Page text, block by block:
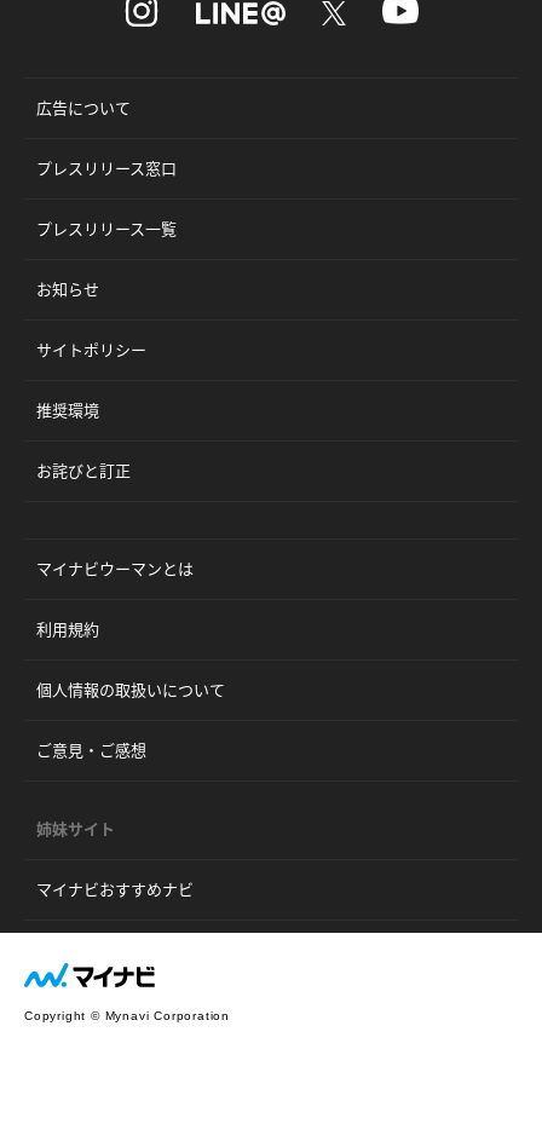
広告について
プレスリリース窓口
プレスリリース一覧
お知らせ
サイトポリシー
推奨環境
お詫びと訂正
マイナビウーマンとは
利用規約
個人情報の取扱いについて
ご意見・ご感想
姉妹サイト
マイナビおすすめナビ
Copyright © Mynavi Corporation